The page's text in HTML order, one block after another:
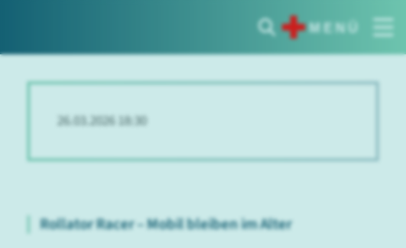
MENÜ
26.03.2026 18:30
Rollator Racer – Mobil bleiben im Alter